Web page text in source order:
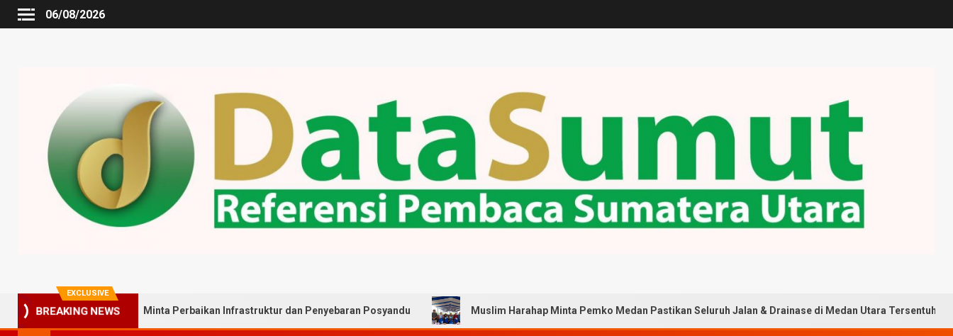
06/08/2026
EXCLUSIVE
BREAKING NEWS
Gedung Johor Minta Perbaikan Infrastruktur dan Penyebaran Posyandu Muslim Harahap Minta Pemko Medan Pastikan Seluruh Jalan & Drainase di Medan Utara Tersentuh Pembangunan